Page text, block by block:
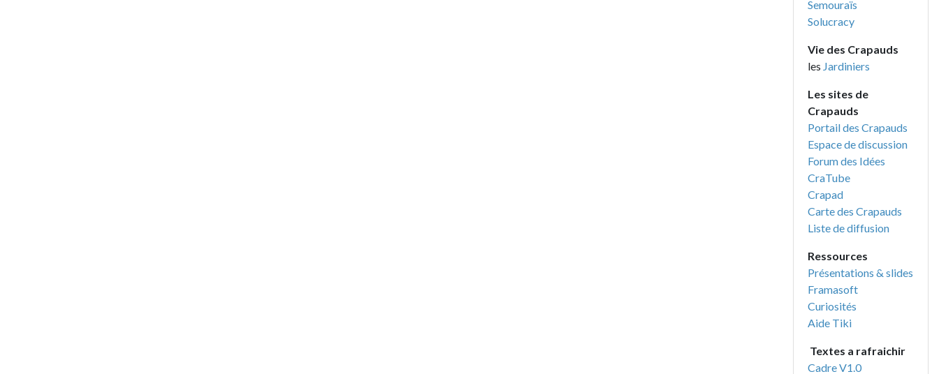
Semouraïs
Solucracy
Vie des Crapauds
Jardiniers
Les sites de
Crapauds
Portail des Crapauds
Espace de discussion
Forum des Idées
Carte des Crapauds
Liste de diffusion
Ressources
Présentations & slides
Framasoft
Curiosités
Textes a rafraichir
Cadre V1.0